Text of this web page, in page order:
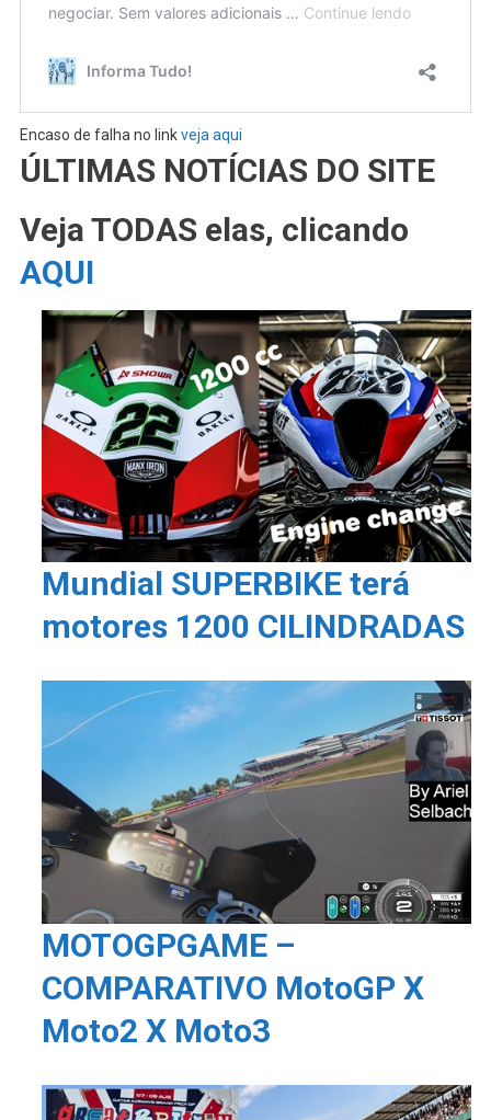
Encaso de falha no linkveja aqui
ÚLTIMAS NOTÍCIAS DO SITE
Veja TODAS elas, clicando
AQUI
Mundial SUPERBIKE terá
motores 1200 CILINDRADAS
MOTOGPGAME –
COMPARATIVO MotoGP X
Moto2 X Moto3